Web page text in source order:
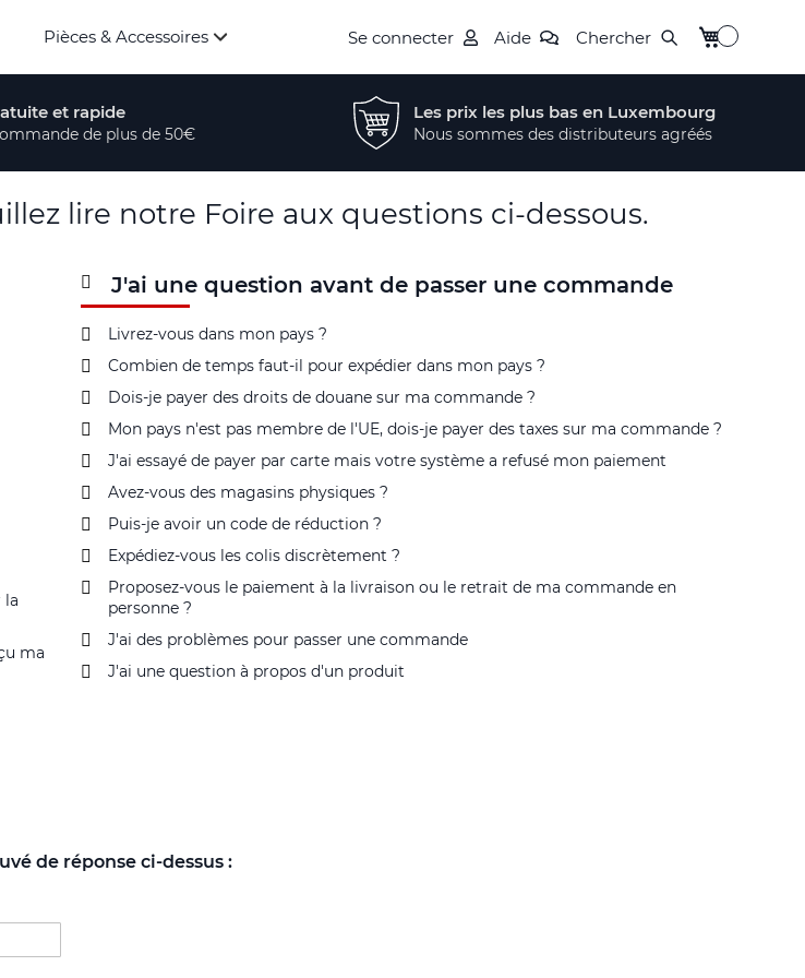
Pièces & Accessoires Se connecter Aide Chercher Mon panier
et rapide
de plus de 50€
Les prix les plus bas en Luxembourg
Nous sommes des distributeurs agréés
lire notre Foire aux questions ci-dessous.
la
ma
J'ai une question avant de passer une commande
Livrez-vous dans mon pays ?
Combien de temps faut-il pour expédier dans mon pays ?
Dois-je payer des droits de douane sur ma commande ?
Mon pays n'est pas membre de l'UE, dois-je payer des taxes sur ma commande ?
J'ai essayé de payer par carte mais votre système a refusé mon paiement
Avez-vous des magasins physiques ?
Puis-je avoir un code de réduction ?
Expédiez-vous les colis discrètement ?
Proposez-vous le paiement à la livraison ou le retrait de ma commande en
personne ?
J'ai des problèmes pour passer une commande
J'ai une question à propos d'un produit
de réponse ci-dessus :